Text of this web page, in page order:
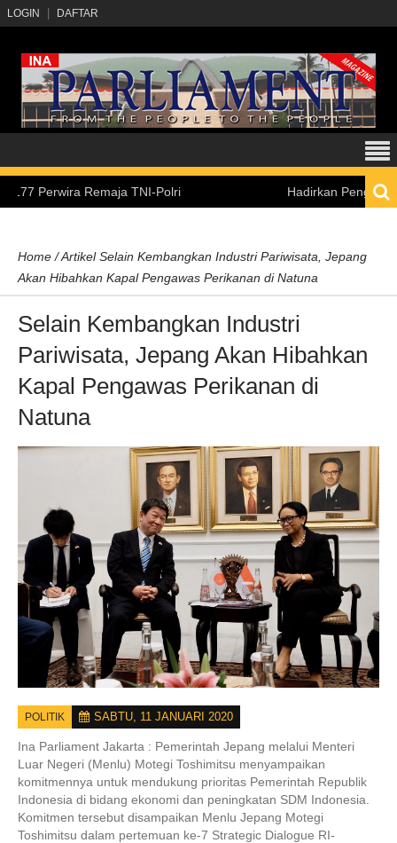
LOGIN DAFTAR
Remaja TNI-Polri Hadirkan Pengalaman
Home /Artikel Selain Kembangkan Industri Pariwisata, Jepang
Akan Hibahkan Kapal Pengawas Perikanan di Natuna
Selain Kembangkan Industri
Pariwisata, Jepang Akan Hibahkan
Kapal Pengawas Perikanan di
Natuna
POLITIK SABTU, 11 JANUARI 2020
Ina Parliament Jakarta : Pemerintah Jepang melalui Menteri
Luar Negeri (Menlu) Motegi Toshimitsu menyampaikan
komitmennya untuk mendukung prioritas Pemerintah Republik
Indonesia di bidang ekonomi dan peningkatan SDM Indonesia.
Komitmen tersebut disampaikan Menlu Jepang Motegi
Toshimitsu dalam pertemuan ke-7 Strategic Dialogue RI-